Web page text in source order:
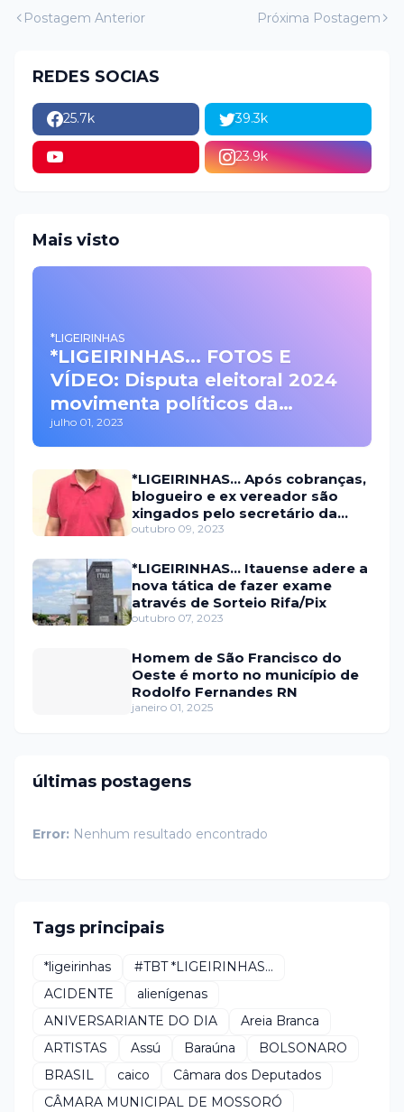
Postagem Anterior Próxima Postagem
REDES SOCIAS
25.7k 39.3k
23.9k
Mais visto
*LIGEIRINHAS
*LIGEIRINHAS... FOTOS E
VÍDEO: Disputa eleitoral 2024
movimenta políticos da
oposição em Itaú na escolha
do candidato a prefeito
julho 01, 2023
*LIGEIRINHAS... Após cobranças,
blogueiro e ex vereador são
xingados pelo secretário da
prefeitura de Itaú
outubro 09, 2023
*LIGEIRINHAS... Itauense adere a
nova tática de fazer exame
através de Sorteio Rifa/Pix
outubro 07, 2023
Homem de São Francisco do
Oeste é morto no município de
Rodolfo Fernandes RN
janeiro 01, 2025
últimas postagens
Error: Nenhum resultado encontrado
Tags principais
*ligeirinhas
#TBT *LIGEIRINHAS...
ACIDENTE
alienígenas
ANIVERSARIANTE DO DIA
Areia Branca
ARTISTAS
Assú Baraúna
BOLSONARO
BRASIL
caico
Câmara dos Deputados
CÂMARA MUNICIPAL DE MOSSORÓ